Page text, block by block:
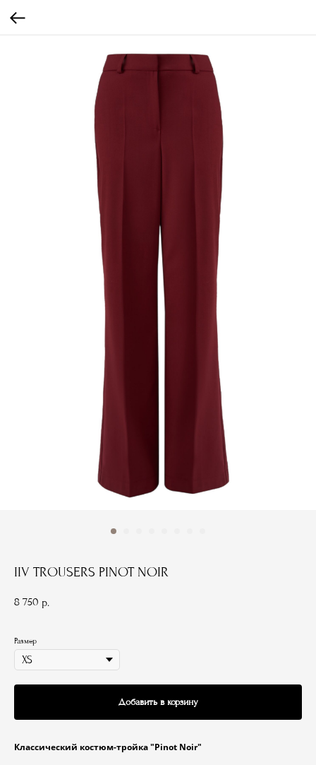
IIV TROUSERS PINOT NOIR
8 750 р.
Размер
Добавить в корзину
Классический костюм-тройка "Pinot Noir"